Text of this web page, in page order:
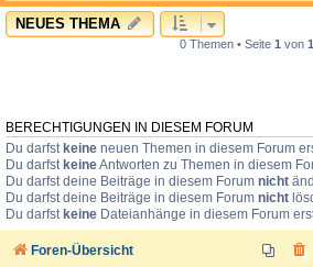
NEUES THEMA
0 Themen • Seite 1 von 1
BERECHTIGUNGEN IN DIESEM FORUM
Du darfst keine neuen Themen in diesem Forum
Du darfst keineAntworten zu Themen in diesem
Du darfst deine Beiträge in diesem Forum nicht
Du darfst deine Beiträge in diesem Forum nicht
Du darfst keine Dateianhänge in diesem Forum
Foren-Übersicht